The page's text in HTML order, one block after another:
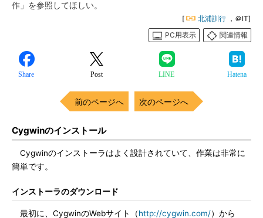
作」を参照してほしい。
[ 北浦訓行 ，＠IT]
PC用表示
関連情報
Share Post LINE Hatena
前のページへ 次のページへ
Cygwinのインストール
Cygwinのインストーラはよく設計されていて、作業は非常に
簡単です。
インストーラのダウンロード
最初に、CygwinのWebサイト（http://cygwin.com/）から